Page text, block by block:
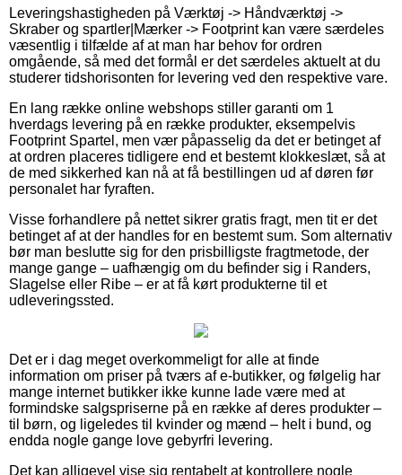
Leveringshastigheden på Værktøj -> Håndværktøj ->
Skraber og spartler|Mærker -> Footprint kan være særdeles
væsentlig i tilfælde af at man har behov for ordren
omgående, så med det formål er det særdeles aktuelt at du
studerer tidshorisonten for levering ved den respektive vare.
En lang række online webshops stiller garanti om 1
hverdags levering på en række produkter, eksempelvis
Footprint Spartel, men vær påpasselig da det er betinget af
at ordren placeres tidligere end et bestemt klokkeslæt, så at
de med sikkerhed kan nå at få bestillingen ud af døren før
personalet har fyraften.
Visse forhandlere på nettet sikrer gratis fragt, men tit er det
betinget af at der handles for en bestemt sum. Som alternativ
bør man beslutte sig for den prisbilligste fragtmetode, der
mange gange – uafhængig om du befinder sig i Randers,
Slagelse eller Ribe – er at få kørt produkterne til et
udleveringssted.
Det er i dag meget overkommeligt for alle at finde
information om priser på tværs af e-butikker, og følgelig har
mange internet butikker ikke kunne lade være med at
formindske salgspriserne på en række af deres produkter –
til børn, og ligeledes til kvinder og mænd – helt i bund, og
endda nogle gange love gebyrfri levering.
Det kan alligevel vise sig rentabelt at kontrollere nogle